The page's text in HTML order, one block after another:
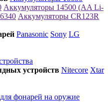
Аккумуляторы 14500 (AA Li-
Аккумуляторы CR123R
Panasonic Sony LG
устройств Nitecore Xtar
фонарей на оружие